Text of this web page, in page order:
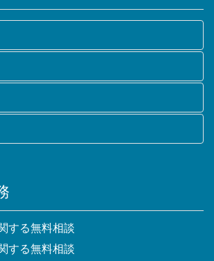
・港区・新宿区・文京区・台東区・
品川区・目黒区・大田区・世田谷
区・杉並区・豊島区・北区・荒川
区・足立区・葛飾区・江戸川区・八
武蔵野市・三鷹市・青梅市・府中
瀬市・東久留米市・武蔵村山市・多
村市・あきる野市・西東京市他東京
市・熊谷市・川口市・行田市・秩父
市・加須市・本庄市・東松山市・春
羽生市・鴻巣市・深谷市・上尾市・
三郷市・蓮田市・坂戸市・幸手市・
・吉川市・ふじみ野市・白岡市他埼
市川市・船橋市・館山市・木更津
市・茂原市・成田市・佐倉市・東金
市・四街道市・袖ケ浦市・八街市・
富里市・南房総市・匝瑳市・香取
み市・大網白里市他千葉県全域
南アルプス市他山梨県全域・長野
する無料相談
する無料相談